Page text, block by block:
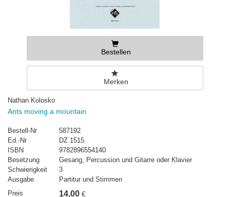
Bestellen
Merken
Nathan Kolosko
Ants moving a mountain
Bestell-Nr
587192
Ed.-Nr
DZ 1515
ISBN
9782896554140
Besetzung
Gesang, Percussion und Gitarre oder Klavier
Schwierigkeit
3
Ausgabe
Partitur und Stimmen
Preis
14,00 €